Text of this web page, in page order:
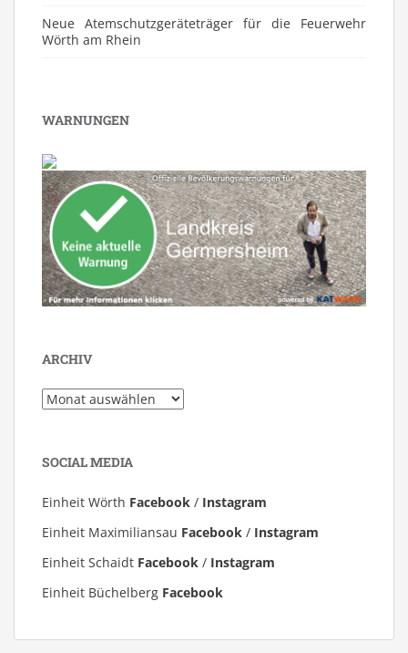
Neue Atemschutzgeräteträger für die Feuerwehr
Wörth am Rhein
WARNUNGEN
ARCHIV
Archiv
SOCIAL MEDIA
Einheit Wörth Facebook / Instagram
Einheit Maximiliansau Facebook / Instagram
Einheit Schaidt Facebook / Instagram
Einheit Büchelberg Facebook